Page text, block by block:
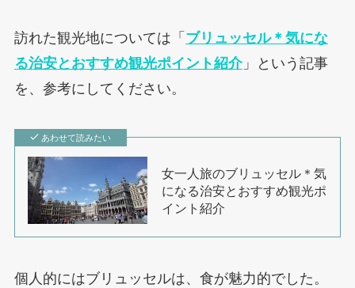
訪れた観光地については「 ブリュッセル＊気にな
る治安とおすすめ観光ポイント紹介」という記事
を、参考にしてください。
あわせて読みたい
女一人旅のブリュッセル＊気
になる治安とおすすめ観光ポ
イント紹介
個人的にはブリュッセルは、食が魅力的でした。